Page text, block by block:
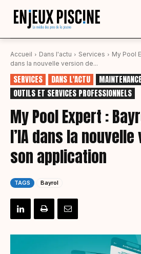
Accueil Dans l'actu Services
My Pool
dans la nouvelle version de...
SERVICES DANS L'ACTU
OUTILS ET SERVICES PROFESSIONNELS
My Pool Expert :
l’IA dans la
son application
TAGS Bayrol